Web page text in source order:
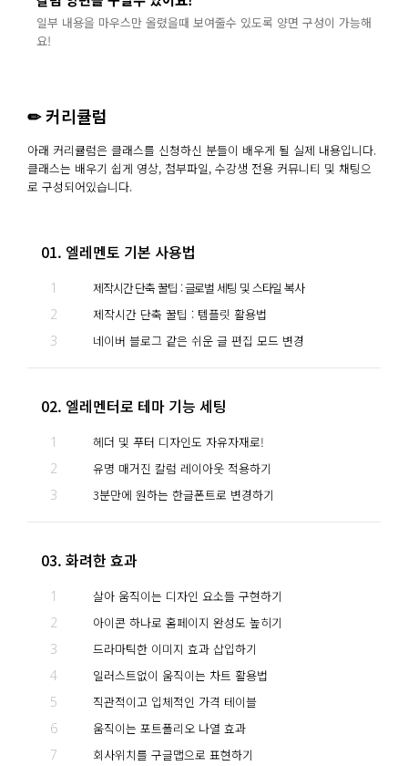
일부 내용을 마우스만 올렸을때 보여줄수 있도록 양면 구성이 가능해
요!
✏ 커리큘럼
아래 커리큘럼은 클래스를 신청하신 분들이 배우게 될 실제 내용입니다.
클래스는 배우기 쉽게 영상, 첨부파일, 수강생 전용 커뮤니티 및 채팅으
로 구성되어있습니다.
01. 엘레멘토 기본 사용법
1
제작시간 단축 꿀팁 : 글로벌 세팅 및 스타일 복사
2
제작시간 단축 꿀팁 : 템플릿 활용법
3
네이버 블로그 같은 쉬운 글 편집 모드 변경
02. 엘레멘터로 테마 기능 세팅
1
헤더 및 푸터 디자인도 자유자재로!
2
유명 매거진 칼럼 레이아웃 적용하기
3
3분만에 원하는 한글폰트로 변경하기
03. 화려한 효과
1
살아 움직이는 디자인 요소들 구현하기
2
아이콘 하나로 홈페이지 완성도 높히기
3
드라마틱한 이미지 효과 삽입하기
4
일러스트없이 움직이는 차트 활용법
5
직관적이고 입체적인 가격 테이블
6
움직이는 포트폴리오 나열 효과
7
회사위치를 구글맵으로 표현하기